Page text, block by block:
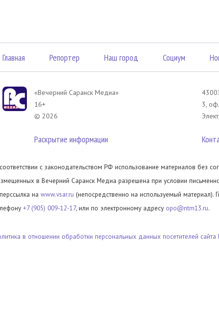
Главная Репортер Наш город Социум
«Вечерний Саранск Mедиа»
16+
© 2026
Раскрытие информации
3,
с законодательством РФ использование материалов без
в Вечерний Саранск Медиа разрешена при условии
на www.vsar.ru (непосредственно на используемый материал).
+7 (905) 009-12-17, или по электронному адресу opo@ntm13.ru.
в отношении обработки персональных данных посетителей